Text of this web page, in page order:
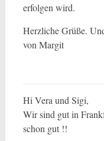
erfolgen wird.
Herzliche Grüße.
von Margit
Hi Vera und Sigi,
Wir sind gut in
schon gut !!